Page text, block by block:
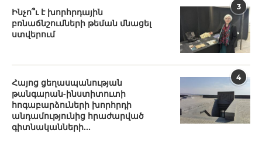
3
Ինչո՞ւ է խորհրդային
բռնաճնշումների թեման մնացել
ստվերում
4
Հայոց ցեղասպանության
թանգարան-ինստիտուտի
հոգաբարձուների խորհրդի
անդամությունից հրաժարված
գիտնականների...